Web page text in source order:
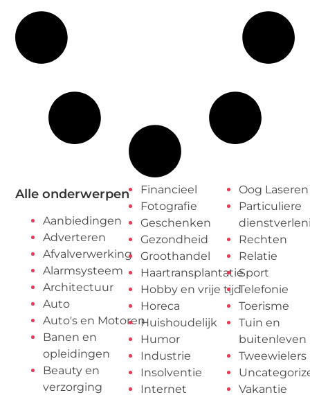
Alle onderwerpen
Aanbiedingen
Adverteren
Afvalverwerking
Alarmsysteem
Architectuur
Auto
Auto's en Motoren
Banen en
opleidingen
Beauty en
verzorging
Financieel
Fotografie
Geschenken
Gezondheid
Groothandel
Haartransplantatie
Hobby en vrije tijd
Horeca
Huishoudelijk
Humor
Industrie
Insolventie
Internet
Oog Laseren
Particuliere
Rechten
Relatie
Sport
Telefonie
Toerisme
Tuin en
buitenleven
Tweewielers
Vakantie